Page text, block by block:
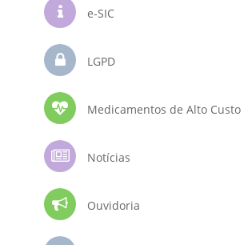
e-SIC
LGPD
Medicamentos de Alto Custo
Notícias
Ouvidoria